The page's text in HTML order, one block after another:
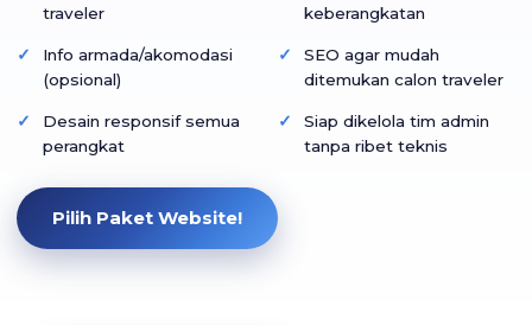
traveler
keberangkatan
Info armada/akomodasi
(opsional)
SEO agar mudah
ditemukan calon traveler
Desain responsif semua
perangkat
Siap dikelola tim admin
tanpa ribet teknis
Pilih Paket Website!